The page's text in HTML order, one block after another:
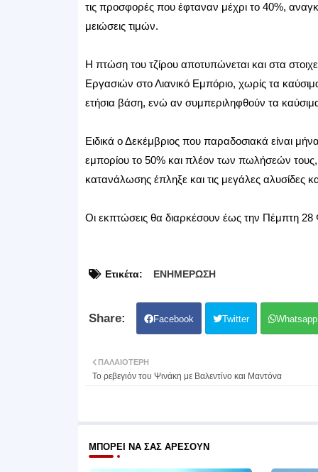
τις προσφορές που έφταναν μέχρι το 40%,
μειώσεις τιμών.
Η πτώση του τζίρου αποτυπώνεται και στα
Εργασιών στο Λιανικό Εμπόριο, χωρίς τα
ετήσια βάση, ενώ αν συμπεριληφθούν τα
Ειδικά ο Δεκέμβριος που παραδοσιακά είναι
εμπορίου το 50% και πλέον των πωλήσεών
κατανάλωσης έπληξε και τις μεγάλες αλυσίδες
Οι εκπτώσεις θα διαρκέσουν έως την Πέμπτη 28
Ετικέτα: ΕΝΗΜΕΡΩΣΗ
Facebook Twitter Whatsapp
ΠΑΛΑΙΌΤΕΡΗ
Το ρεβεγιόν του Ψινάκη με Βαλεντίνο και Μαντόνα
ΜΠΟΡΕΊ ΝΑ ΣΑΣ ΑΡΈΣΟΥΝ